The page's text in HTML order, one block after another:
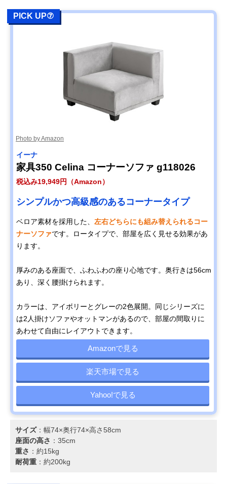
PICK UP⑦
Photo by Amazon
イーナ
家具350 Celina コーナーソファ g118026
税込み19,949円（Amazon）
シンプルかつ高級感のあるコーナータイプ
ベロア素材を採用した、 左右どちらにも組み替えられるコー
ナーソファです。ロータイプで、部屋を広く見せる効果があ
ります。
厚みのある座面で、ふわふわの座り心地です。奥行きは56cm
あり、深く腰掛けられます。
カラーは、アイボリーとグレーの2色展開。同じシリーズに
は2人掛けソファやオットマンがあるので、部屋の間取りに
あわせて自由にレイアウトできます。
Amazonで見る
楽天市場で見る
Yahoo!で見る
サイズ：幅74×奥行74×高さ58cm
座面の高さ ：35cm
重さ ：約15kg
耐荷重 ：約200kg